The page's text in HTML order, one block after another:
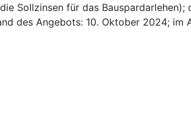
Sollzinsen für das
des Angebots: 10. Oktober 2024; im